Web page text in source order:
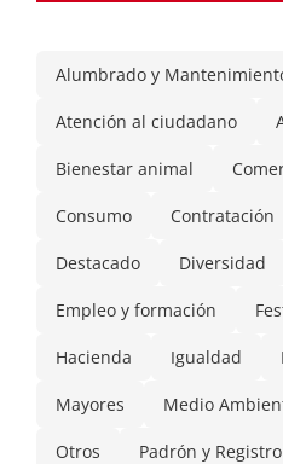
Alumbrado y
Atención al ciudadano
Bienestar animal
Consumo Contratación
Destacado Diversidad
Empleo y formación
Hacienda Igualdad
Mayores Medio
Otros Padrón y